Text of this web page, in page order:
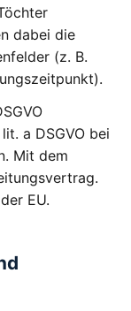
dabei die
(z. B.
a DSGVO bei
Mit dem
EU.